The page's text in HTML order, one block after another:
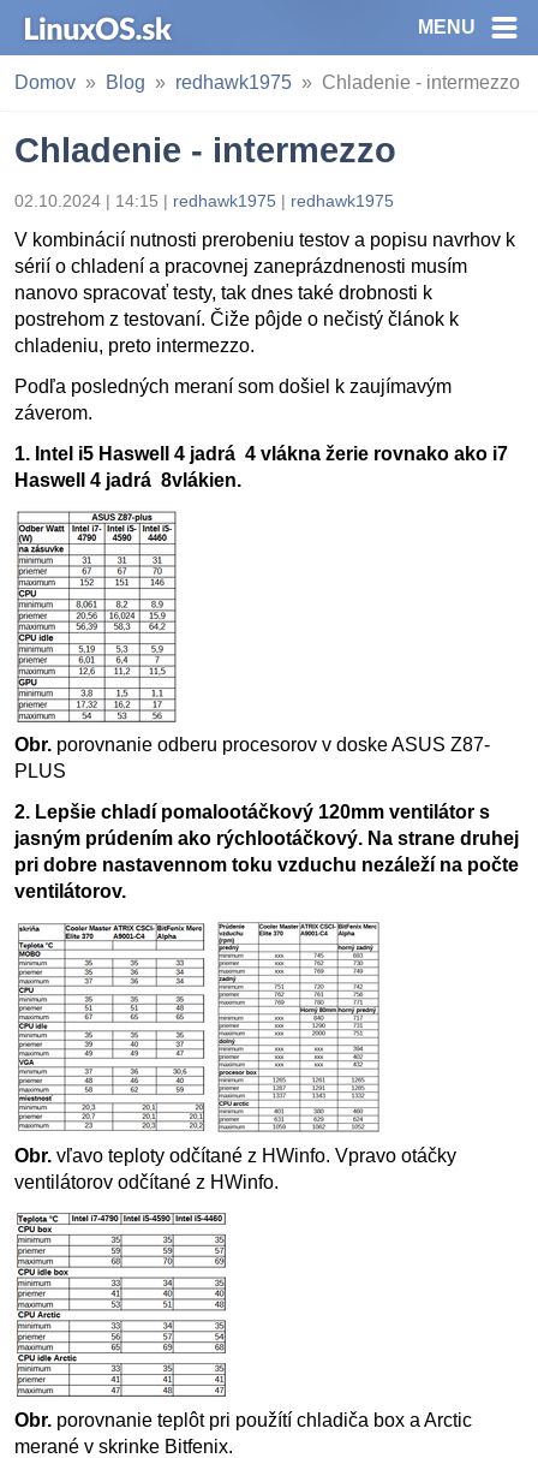
MENU
Domov Blog redhawk1975 Chladenie - intermezzo
Chladenie - intermezzo
02.10.2024 | 14:15 | redhawk1975 | redhawk1975
V kombinácií nutnosti prerobeniu testov a popisu navrhov k
sérií o chladení a pracovnej zaneprázdnenosti musím
nanovo spracovať testy, tak dnes také drobnosti k
postrehom z testovaní. Čiže pôjde o nečistý článok k
chladeniu, preto intermezzo.
Podľa posledných meraní som došiel k zaujímavým
záverom.
1. Intel i5 Haswell 4 jadrá 4 vlákna žerie rovnako ako i7
Haswell 4 jadrá 8vlákien.
Obr. porovnanie odberu procesorov v doske ASUS Z87-
PLUS
2. Lepšie chladí pomalootáčkový 120mm ventilátor s
jasným prúdením ako rýchlootáčkový. Na strane druhej
pri dobre nastavennom toku vzduchu nezáleží na počte
ventilátorov.
Obr. vľavo teploty odčítané z HWinfo. Vpravo otáčky
ventilátorov odčítané z HWinfo.
Obr. porovnanie teplôt pri použítí chladiča box a Arctic
merané v skrinke Bitfenix.